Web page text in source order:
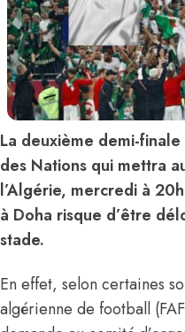
La deuxième demi-
des Nations qui mettra
l’Algérie, mercredi à
à Doha risque d’être
stade.
En effet, selon certaines
algérienne de football